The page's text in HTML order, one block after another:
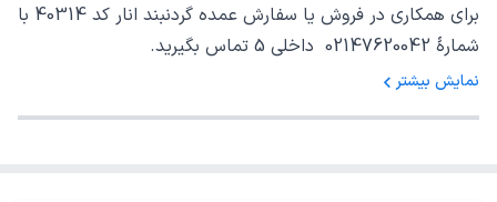
برای همکاری در فروش یا سفارش عمده گردنبند انار کد 40314 با
شمارهٔ 02147620042 داخلی 5 تماس بگیرید.
نمایش بیشتر